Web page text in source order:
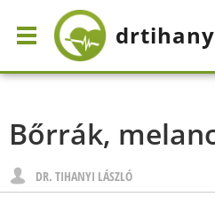
Bőrrák,
DR. TIHANYI LÁSZLÓ